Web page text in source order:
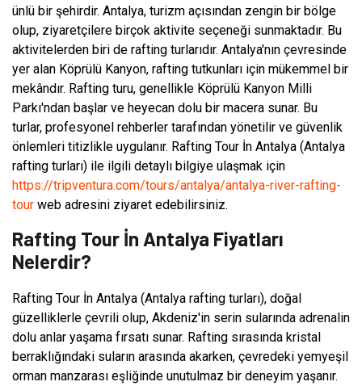
ünlü bir şehirdir. Antalya, turizm açısından zengin bir bölge
olup, ziyaretçilere birçok aktivite seçeneği sunmaktadır. Bu
aktivitelerden biri de rafting turlarıdır. Antalya'nın çevresinde
yer alan Köprülü Kanyon, rafting tutkunları için mükemmel bir
mekândır. Rafting turu, genellikle Köprülü Kanyon Milli
Parkı'ndan başlar ve heyecan dolu bir macera sunar. Bu
turlar, profesyonel rehberler tarafından yönetilir ve güvenlik
önlemleri titizlikle uygulanır. Rafting Tour İn Antalya (Antalya
rafting turları) ile ilgili detaylı bilgiye ulaşmak için
https://tripventura.com/tours/antalya/antalya-river-rafting-
tour web adresini ziyaret edebilirsiniz.
Rafting Tour İn Antalya Fiyatları
Nelerdir?
Rafting Tour İn Antalya (Antalya rafting turları), doğal
güzelliklerle çevrili olup, Akdeniz'in serin sularında adrenalin
dolu anlar yaşama fırsatı sunar. Rafting sırasında kristal
berraklığındaki suların arasında akarken, çevredeki yemyeşil
orman manzarası eşliğinde unutulmaz bir deneyim yaşanır.